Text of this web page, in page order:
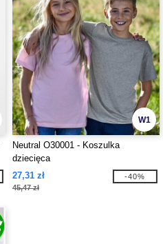
W1
Neutral O30001 - Koszulka
dziecięca
27,31 zł
45,47 zł
-40%